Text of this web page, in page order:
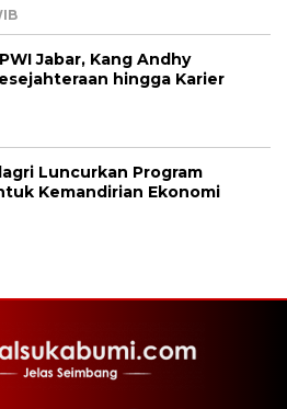
Jabar, Kang Andhy
hingga Karier
Luncurkan Program
Kemandirian Ekonomi